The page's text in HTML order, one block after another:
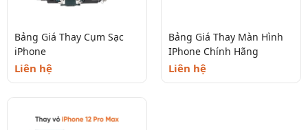
Bảng Giá Thay Cụm Sạc
iPhone
Liên hệ
Bảng Giá Thay Màn Hình
IPhone Chính Hãng
Liên hệ